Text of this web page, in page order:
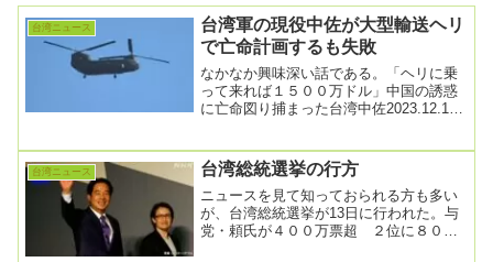
台湾ニュース
台湾軍の現役中佐が大型輸送ヘリ
で亡命計画するも失敗
なかなか興味深い話である。「ヘリに乗
って来れば１５００万ドル」中国の誘惑
に亡命図り捕まった台湾中佐2023.12.12
台湾ニュース 台湾総統選挙の行方
ニュースを見て知っておられる方も多い
が、台湾総統選挙が13日に行われた。与
党・頼氏が４００万票超 ２位に８０万